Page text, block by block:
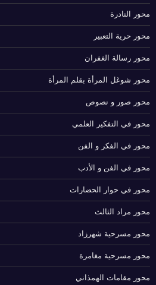
محور النادرة
محور حرية التعبير
محور رسالة الغفران
محور شوغل المرأة بقلم المرأة
محور صور و نصوص
محور في التفكير العلمي
محور في الفكر و الفن
محور في الفن و الأدب
محور في حوار الحضارات
محور مراد الثالث
محور مسرحية شهرزاد
محور مسرحية مغامرة
محور مقامات الهمذاني